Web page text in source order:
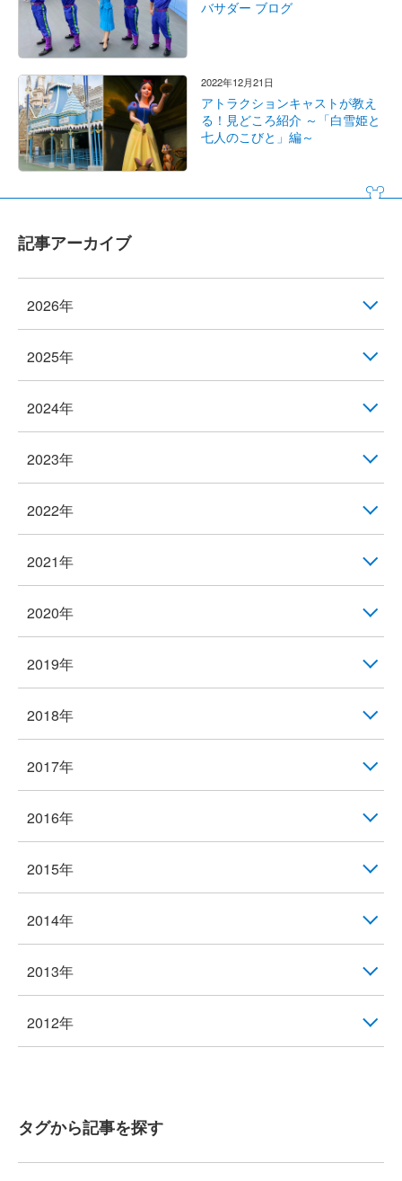
バサダー ブログ
2022年12月21日
アトラクションキャストが教え
る！見どころ紹介 ～「白雪姫と
七人のこびと」編～
記事アーカイブ
2026年
2025年
2024年
2023年
2022年
2021年
2020年
2019年
2018年
2017年
2016年
2015年
2014年
2013年
2012年
タグから記事を探す